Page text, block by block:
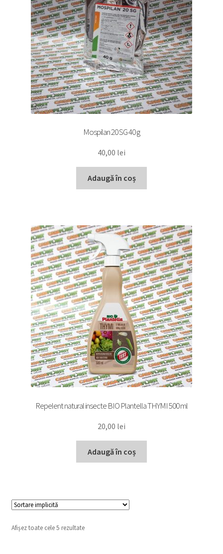
Mospilan 20 SG 40 g
40,00 lei
Adaugă în coș
Repelent natural insecte BIO Plantella THYMI 500 ml
20,00 lei
Adaugă în coș
Afișez toate cele 5 rezultate